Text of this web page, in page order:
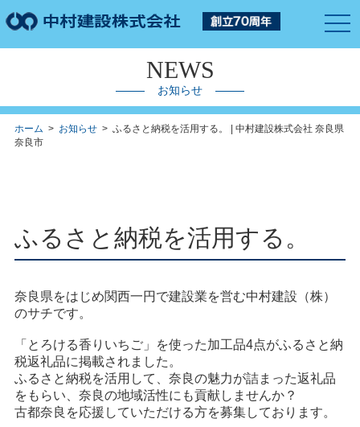
NEWS
お知らせ
ホーム > お知らせ> ふるさと納税を活用する。 | 中村建設株式会社 奈良県
奈良市
ふるさと納税を活用する。
奈良県をはじめ関西一円で建設業を営む中村建設（株）
のサチです。
「とろける香りいちご」を使った加工品4点がふるさと納
税返礼品に掲載されました。
ふるさと納税を活用して、奈良の魅力が詰まった返礼品
をもらい、奈良の地域活性にも貢献しませんか？
古都奈良を応援していただける方を募集しております。